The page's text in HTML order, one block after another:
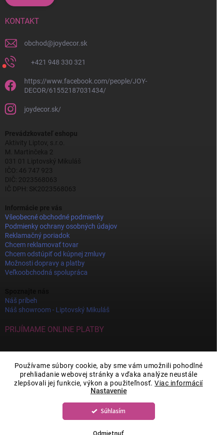
Používame súbory cookie, aby sme vám umožnili pohodlné
prehliadanie webovej stránky a vďaka analýze neustále
zlepšovali jej funkcie, výkon a použiteľnosť.Viac informácií
Nastavenie
Súhlasím
KONTAKT
obchod@joydecor.sk
+421 948 330 321
https://www.facebook.com/people/JOY-
DECOR/61552187031434/
joydecor.sk/
Prevádzkovateľ eshopu
Aktivity Liptov, s.r.o.
M. Martinčeka 2
031 01 Liptovský Mikuláš
IČO: 46 747 923
DIČ: 2023568063
IČ DPH: SK2023568063
Informácie pre vás
Všeobecné obchodné podmienky
Podmienky ochrany osobných údajov
Reklamačný poriadok
Chcem reklamovať tovar
Chcem odstúpiť od kúpnej zmluvy
Možnosti dopravy a platby
Veľkoobchodná spolupráca
Náš príbeh
Náš showroom - Liptovský Mikuláš
PRIJÍMAME ONLINE PLATBY
. Všetky práva vyhradené.
cookies